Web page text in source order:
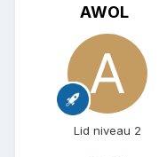
AWOL
Lid niveau 2